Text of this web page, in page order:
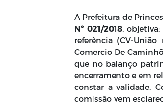
A Prefeitura de
Nº 021/2018,
referência (CV-
Comercio De
que no balanço
encerramento e em
constar a validade.
comissão vem